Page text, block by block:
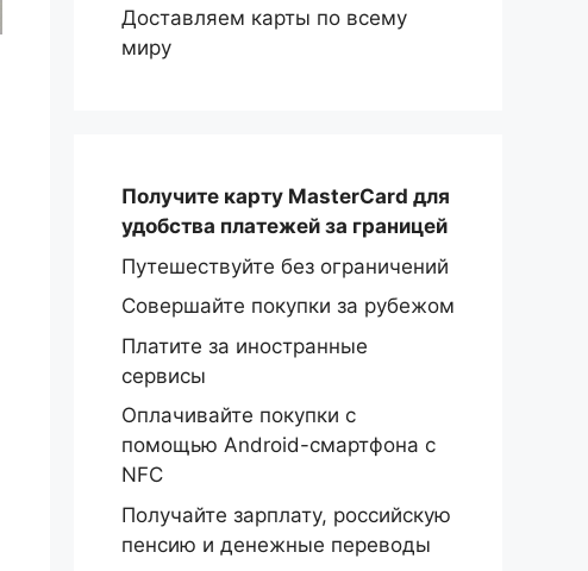
Доставляем карты по всему
миру
Получите карту MasterCard для
удобства платежей за границей
Путешествуйте без ограничений
Совершайте покупки за рубежом
Платите за иностранные
сервисы
Оплачивайте покупки с
помощью Android-смартфона с
NFC
Получайте зарплату, российскую
пенсию и денежные переводы